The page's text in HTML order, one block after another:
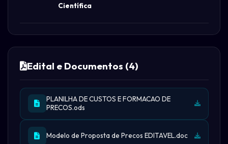
Científica
Edital e Documentos (4)
PLANILHA DE CUSTOS E FORMACAO DE
PRECOS.ods
Modelo de Proposta de Precos EDITAVEL.doc